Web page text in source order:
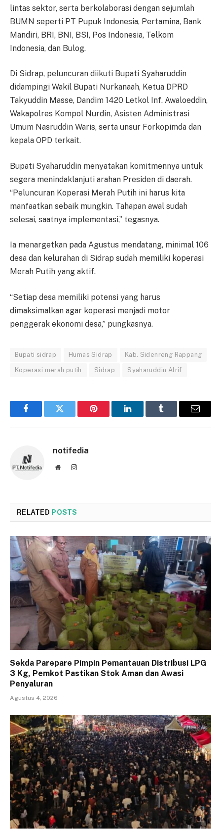
lintas sektor, serta berkolaborasi dengan sejumlah
BUMN seperti PT Pupuk Indonesia, Pertamina, Bank
Mandiri, BRI, BNI, BSI, Pos Indonesia, Telkom
Indonesia, dan Bulog.
Di Sidrap, peluncuran diikuti Bupati Syaharuddin
didampingi Wakil Bupati Nurkanaah, Ketua DPRD
Takyuddin Masse, Dandim 1420 Letkol Inf. Awaloeddin,
Wakapolres Kompol Nurdin, Asisten Administrasi
Umum Nasruddin Waris, serta unsur Forkopimda dan
kepala OPD terkait.
Bupati Syaharuddin menyatakan komitmennya untuk
segera menindaklanjuti arahan Presiden di daerah.
“Peluncuran Koperasi Merah Putih ini harus kita
manfaatkan sebaik mungkin. Tahapan awal sudah
selesai, saatnya implementasi,” tegasnya.
Ia menargetkan pada Agustus mendatang, minimal 106
desa dan kelurahan di Sidrap sudah memiliki koperasi
Merah Putih yang aktif.
“Setiap desa memiliki potensi yang harus
dimaksimalkan agar koperasi menjadi motor
penggerak ekonomi desa,” pungkasnya.
Bupati sidrap Humas Sidrap Kab. Sidenreng Rappang
Koperasi merah putih Sidrap Syaharuddin Alrif
FacebookTwitter Pinterest LinkedInTumblr Email
notifedia
WebsiteInstagram
RELATED POSTS
Sekda Parepare Pimpin Pemantauan Distribusi LPG
3 Kg, Pemkot Pastikan Stok Aman dan Awasi
Penyaluran
Agustus 4, 2026